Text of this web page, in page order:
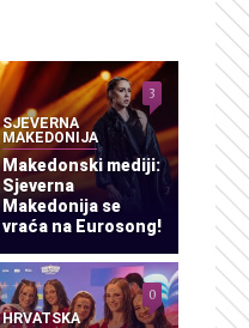
SJEVERNA
MAKEDONIJA
Makedonski mediji:
Sjeverna
Makedonija se
vraća na Eurosong!
3
HRVATSKA
0